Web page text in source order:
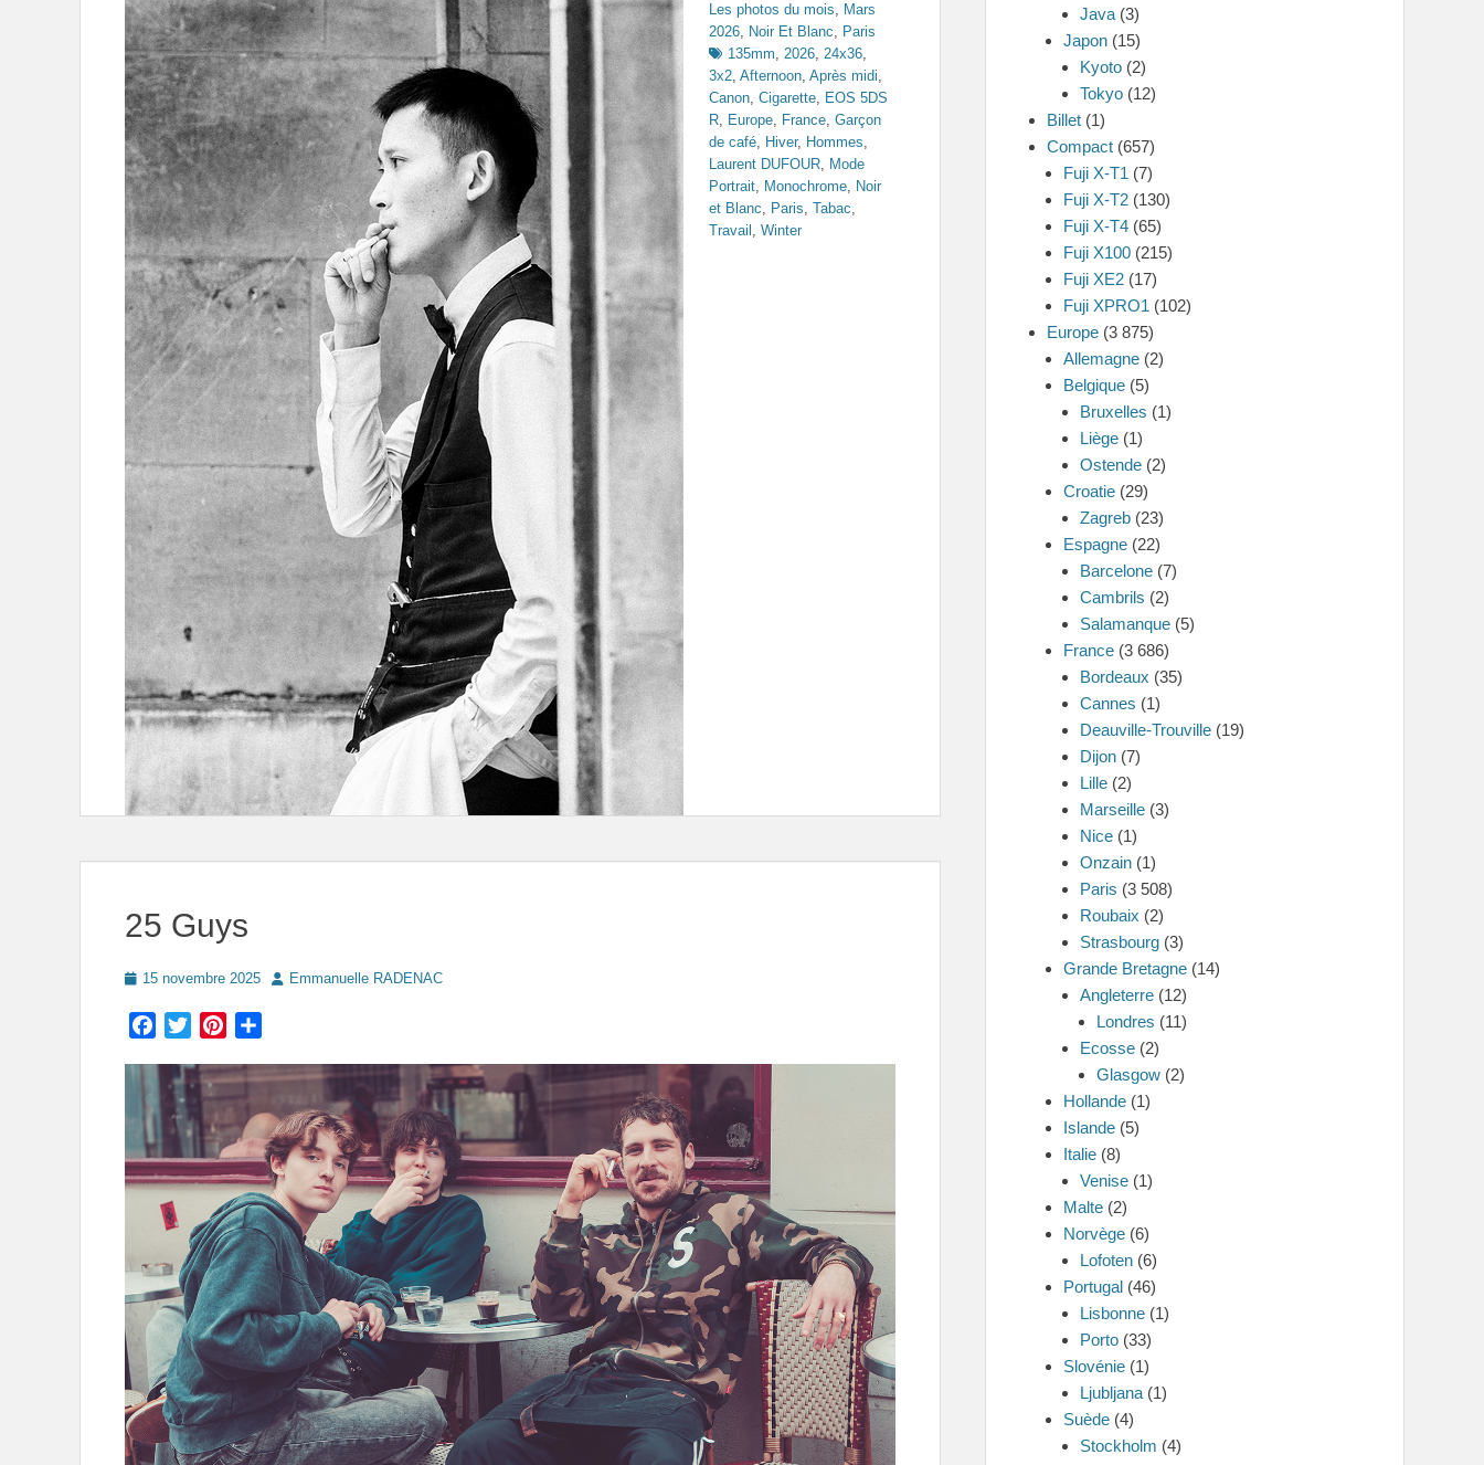
Les photos du mois, Mars
2026, Noir Et Blanc, Paris
135mm, 2026, 24x36,
3x2, Afternoon, Après midi,
Canon, Cigarette, EOS 5DS
R, Europe, France, Garçon
de café, Hiver, Hommes,
Laurent DUFOUR, Mode
Portrait, Monochrome, Noir
et Blanc, Paris, Tabac,
Travail , Winter
25 Guys
Posted
15 novembre 2025 AuthorEmmanuelle RADENAC
Facebook
TwitterPinterest
Java (3)
Japon (15)
Kyoto (2)
Tokyo (12)
Billet (1)
Compact (657)
Fuji X-T1 (7)
Fuji X-T2 (130)
Fuji X-T4 (65)
Fuji X100 (215)
Fuji XE2 (17)
Fuji XPRO1 (102)
Europe (3 875)
Allemagne (2)
Belgique (5)
Bruxelles (1)
Liège (1)
Ostende (2)
Croatie (29)
Zagreb (23)
Espagne (22)
Barcelone (7)
Cambrils (2)
Salamanque (5)
France (3 686)
Bordeaux (35)
Cannes (1)
Deauville-Trouville (19)
Dijon (7)
Lille (2)
Marseille (3)
Nice (1)
Onzain (1)
Paris (3 508)
Roubaix (2)
Strasbourg (3)
Grande Bretagne (14)
Angleterre (12)
Londres (11)
Ecosse (2)
Glasgow (2)
Hollande (1)
Islande (5)
Italie (8)
Venise (1)
Malte (2)
Norvège (6)
Lofoten (6)
Portugal (46)
Lisbonne (1)
Porto (33)
Slovénie (1)
Ljubljana (1)
Suède (4)
Stockholm (4)